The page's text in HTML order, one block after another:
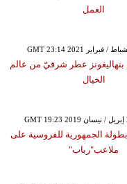
العمل
بنهاليغونز عطر شرقيّ من عالم
الخيال
الجمهورية للفروسية على
ملاعب"رباب"